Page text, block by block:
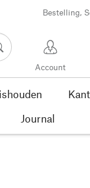
Bestelling,
Account
Journal